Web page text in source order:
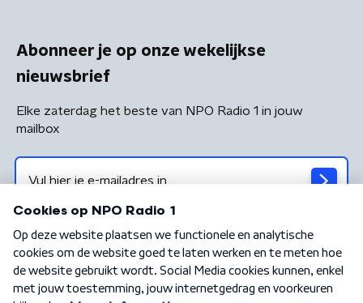
Abonneer je op onze wekelijkse
nieuwsbrief
Elke zaterdag het beste van NPO Radio 1 in jouw
mailbox
Algemene voorwaarden